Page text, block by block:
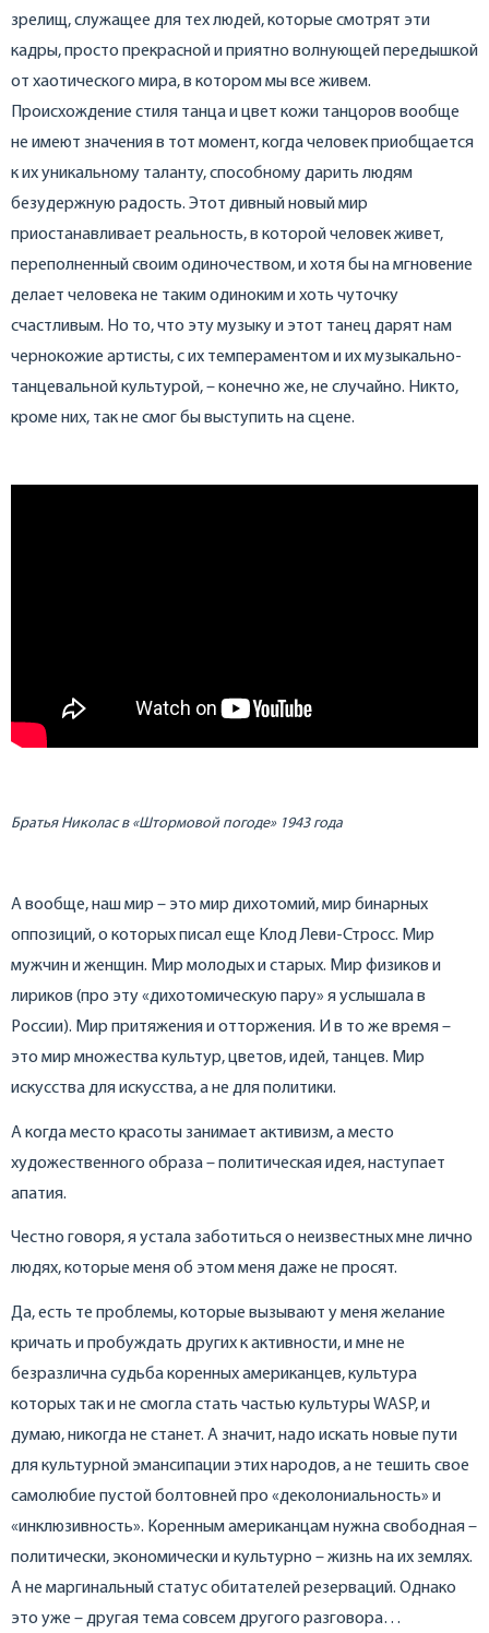
зрелищ, служащее для тех людей, которые смотрят эти
кадры, просто прекрасной и приятно волнующей передышкой
от хаотического мира, в котором мы все живем.
Происхождение стиля танца и цвет кожи танцоров вообще
не имеют значения в тот момент, когда человек приобщается
к их уникальному таланту, способному дарить людям
безудержную радость. Этот дивный новый мир
приостанавливает реальность, в которой человек живет,
переполненный своим одиночеством, и хотя бы на мгновение
делает человека не таким одиноким и хоть чуточку
счастливым. Но то, что эту музыку и этот танец дарят нам
чернокожие артисты, с их темпераментом и их музыкально-
танцевальной культурой, – конечно же, не случайно. Никто,
кроме них, так не смог бы выступить на сцене.
Братья Николас в «Штормовой погоде» 1943 года
А вообще, наш мир – это мир дихотомий, мир бинарных
оппозиций, о которых писал еще Клод Леви-Стросс. Мир
мужчин и женщин. Мир молодых и старых. Мир физиков и
лириков (про эту «дихотомическую пару» я услышала в
России). Мир притяжения и отторжения. И в то же время –
это мир множества культур, цветов, идей, танцев. Мир
искусства для искусства, а не для политики.
А когда место красоты занимает активизм, а место
художественного образа – политическая идея, наступает
апатия.
Честно говоря, я устала заботиться о неизвестных мне лично
людях, которые меня об этом меня даже не просят.
Да, есть те проблемы, которые вызывают у меня желание
кричать и пробуждать других к активности, и мне не
безразлична судьба коренных американцев, культура
которых так и не смогла стать частью культуры WASP, и
думаю, никогда не станет. А значит, надо искать новые пути
для культурной эмансипации этих народов, а не тешить свое
самолюбие пустой болтовней про «деколониальность» и
«инклюзивность». Коренным американцам нужна свободная –
политически, экономически и культурно – жизнь на их землях.
А не маргинальный статус обитателей резерваций. Однако
это уже – другая тема совсем другого разговора…